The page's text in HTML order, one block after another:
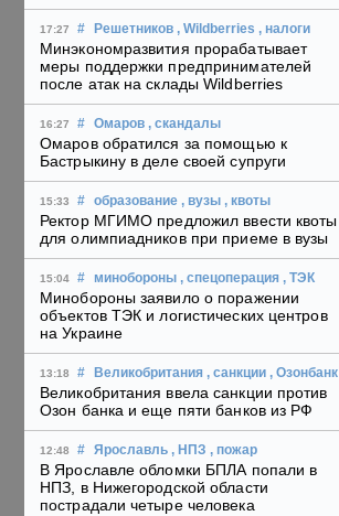
17:27 # Решетников , Wildberries , налоги
Минэкономразвития прорабатывает
меры поддержки предпринимателей
после атак на склады Wildberries
16:27 # Омаров , скандалы
Омаров обратился за помощью к
Бастрыкину в деле своей супруги
15:33 # образование , вузы , квоты
Ректор МГИМО предложил ввести квоты
для олимпиадников при приеме в вузы
15:04 # минобороны , спецоперация , ТЭК
Минобороны заявило о поражении
объектов ТЭК и логистических центров
на Украине
13:18 # Великобритания , санкции , Озонбанк
Великобритания ввела санкции против
Озон банка и еще пяти банков из РФ
12:48 # Ярославль , НПЗ , пожар
В Ярославле обломки БПЛА попали в
НПЗ, в Нижегородской области
пострадали четыре человека